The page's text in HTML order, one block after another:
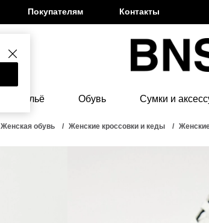
Покупателям Контакты
Бельё Обувь Сумки и
Женская обувь Женские кроссовки и кеды